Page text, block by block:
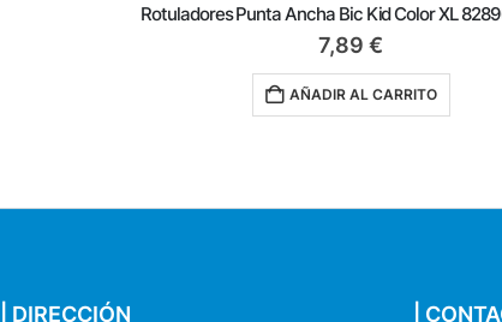
7,89 €
AÑADIR AL CARRITO
| DIRECCIÓN |